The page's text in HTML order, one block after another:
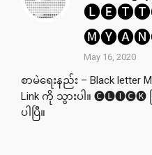
May 16, 2020
စာမဲရေးနည်း – Black letter
Link ကို သွားပါ။ 🅒🅛🅘🅒🅚 က
ပါပြီ။